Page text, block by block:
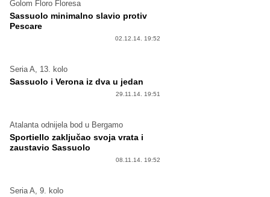
Golom Floro Floresa
Sassuolo minimalno slavio protiv
Pescare
02.12.14. 19:52
Seria A, 13. kolo
Sassuolo i Verona iz dva u jedan
29.11.14. 19:51
Atalanta odnijela bod u Bergamo
Sportiello zaključao svoja vrata i
zaustavio Sassuolo
08.11.14. 19:52
Seria A, 9. kolo